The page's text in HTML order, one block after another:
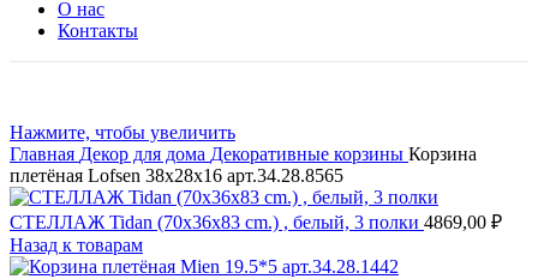
О нас
Контакты
Нажмите, чтобы увеличить
Главная Декор для дома Декоративные корзины Корзина
плетёная Lofsen 38х28х16 арт.34.28.8565
СТЕЛЛАЖ Tidan (70х36х83 cm.) , белый, 3 полки 4869,00 ₽
Назад к товарам